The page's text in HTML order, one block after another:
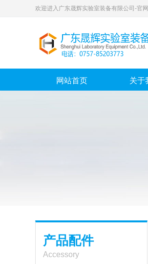
欢迎进入广东晟辉实验室装备有限公司-官
网站首页 关于
产品配件
Accessory